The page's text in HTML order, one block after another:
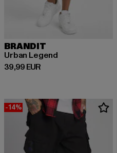
BRANDIT
Urban Legend
39,99 EUR
Derzeitiger Preis: 39,99 EUR
-14%